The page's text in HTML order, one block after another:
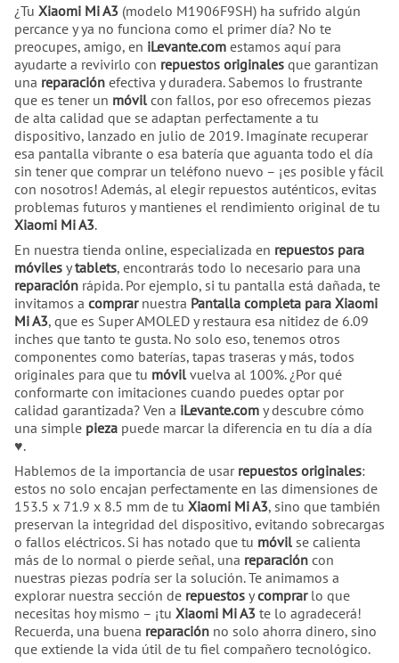
¿Tu Xiaomi Mi A3 (modelo M1906F9SH) ha sufrido algún
percance y ya no funciona como el primer día? No te
preocupes, amigo, en iLevante.com estamos aquí para
ayudarte a revivirlo con repuestos originales que garantizan
una reparación efectiva y duradera. Sabemos lo frustrante
que es tener un móvil con fallos, por eso ofrecemos piezas
de alta calidad que se adaptan perfectamente a tu
dispositivo, lanzado en julio de 2019. Imagínate recuperar
esa pantalla vibrante o esa batería que aguanta todo el día
sin tener que comprar un teléfono nuevo – ¡es posible y fácil
con nosotros! Además, al elegir repuestos auténticos, evitas
problemas futuros y mantienes el rendimiento original de tu
Xiaomi Mi A3.
En nuestra tienda online, especializada en repuestos para
móviles ytablets, encontrarás todo lo necesario para una
reparación rápida. Por ejemplo, si tu pantalla está dañada, te
invitamos a comprarnuestra Pantalla completa para Xiaomi
Mi A3, que es Super AMOLED y restaura esa nitidez de 6.09
inches que tanto te gusta. No solo eso, tenemos otros
componentes como baterías, tapas traseras y más, todos
originales para que tu móvil vuelva al 100%. ¿Por qué
conformarte con imitaciones cuando puedes optar por
calidad garantizada? Ven a iLevante.com y descubre cómo
una simple pieza puede marcar la diferencia en tu día a día
♥.
Hablemos de la importancia de usar repuestos originales:
estos no solo encajan perfectamente en las dimensiones de
153.5 x 71.9 x 8.5 mm de tu Xiaomi Mi A3, sino que también
preservan la integridad del dispositivo, evitando sobrecargas
o fallos eléctricos. Si has notado que tu móvil se calienta
más de lo normal o pierde señal, una reparación con
nuestras piezas podría ser la solución. Te animamos a
explorar nuestra sección de repuestos ycomprarlo que
necesitas hoy mismo – ¡tu Xiaomi Mi A3 te lo agradecerá!
Recuerda, una buena reparación no solo ahorra dinero, sino
que extiende la vida útil de tu fiel compañero tecnológico.